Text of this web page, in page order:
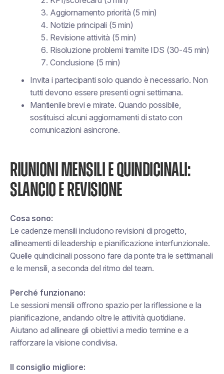
Aggiornamento priorità (5 min)
Notizie principali (5 min)
Revisione attività (5 min)
Risoluzione problemi tramite IDS (30-45 min)
Conclusione (5 min)
Invita i partecipanti solo quando è necessario. Non
tutti devono essere presenti ogni settimana.
Mantienile brevi e mirate. Quando possibile,
sostituisci alcuni aggiornamenti di stato con
comunicazioni asincrone.
RIUNIONI MENSILI E QUINDICINALI:
SLANCIO E REVISIONE
Cosa sono:
Le cadenze mensili includono revisioni di progetto,
allineamenti di leadership e pianificazione interfunzionale.
Quelle quindicinali possono fare da ponte tra le settimanali
e le mensili, a seconda del ritmo del team.
Perché funzionano:
Le sessioni mensili offrono spazio per la riflessione e la
pianificazione, andando oltre le attività quotidiane.
Aiutano ad allineare gli obiettivi a medio termine e a
rafforzare la visione condivisa.
Il consiglio migliore: